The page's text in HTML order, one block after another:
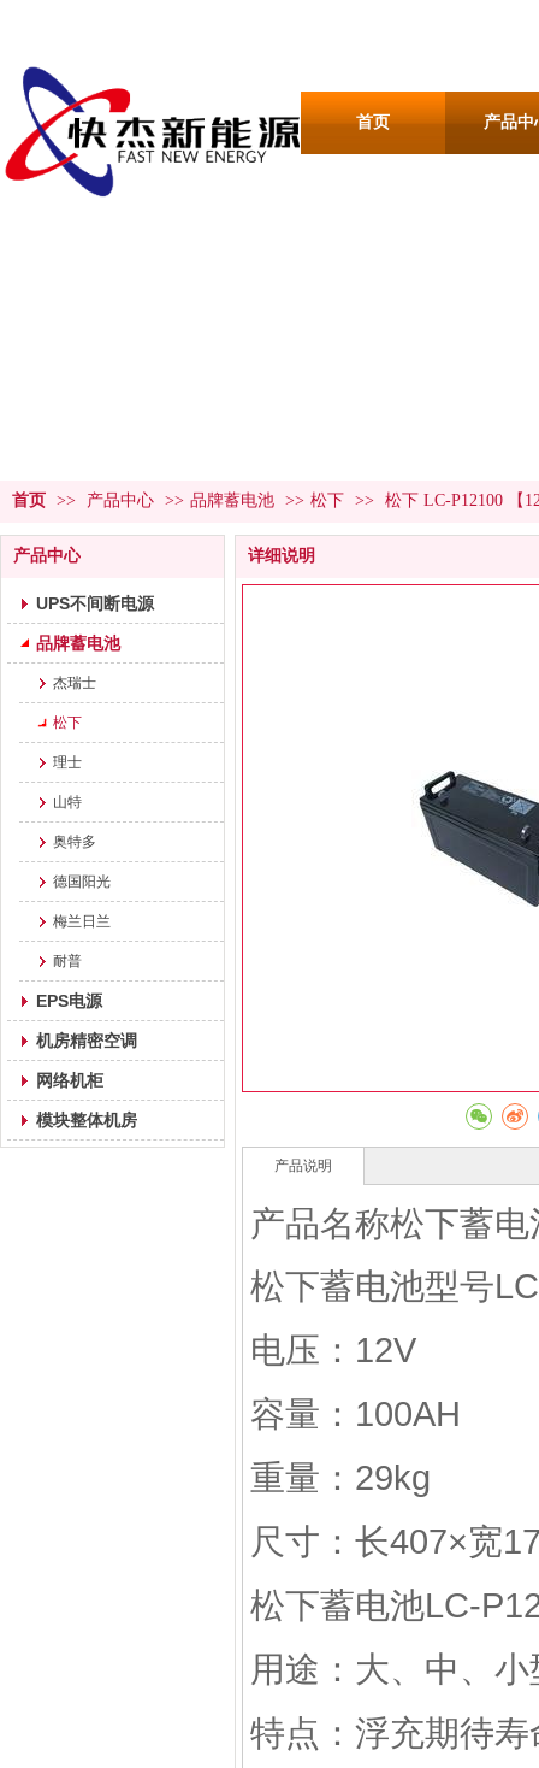
首页 产品中
首页 >> 产品中心 >> 品牌蓄电池 >> 松下 >> 松下 LC-P12100 【
产品中心
UPS不间断电源
品牌蓄电池
杰瑞士
松下
理士
山特
奥特多
德国阳光
梅兰日兰
耐普
EPS电源
机房精密空调
网络机柜
模块整体机房
详细说明
产品说明
产品名称松下蓄电
松下蓄电池型号
电压：12V
容量：100AH
重量：29kg
尺寸：长407×宽
松下蓄电池LC-
用途：大、中、
特点：浮充期待